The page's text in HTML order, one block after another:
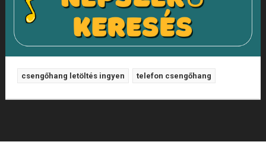
csengőhang letöltés ingyen telefon csengőhang